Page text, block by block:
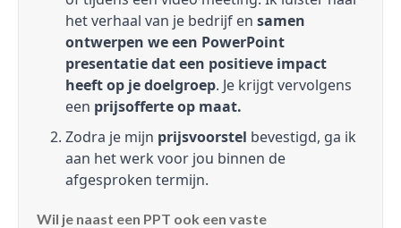
het verhaal van je bedrijf en samen
ontwerpen we een PowerPoint
presentatie dat een positieve impact
heeft op je doelgroep. Je krijgt vervolgens
een prijsofferte op maat.
Zodra je mijn prijsvoorstel bevestigd, ga ik
aan het werk voor jou binnen de
afgesproken termijn.
Wil je naast een PPT ook een vaste